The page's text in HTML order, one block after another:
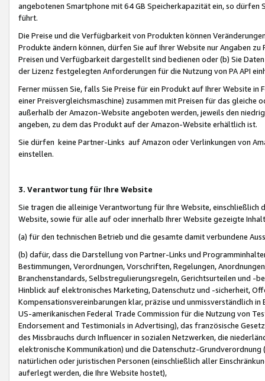
angebotenen Smartphone mit 64 GB Speicherkapazität ein, so dürfen
führt.
Die Preise und die Verfügbarkeit von Produkten können
Produkte ändern können, dürfen Sie auf Ihrer Website nur Angaben
Preisen und Verfügbarkeit dargestellt sind bedienen oder (b) Sie
der Lizenz festgelegten Anforderungen für die Nutzung von PA API
Ferner müssen Sie, falls Sie Preise für ein Produkt auf Ihrer Website
einer Preisvergleichsmaschine) zusammen mit Preisen für das
außerhalb der Amazon-Website angeboten werden, jeweils den
angeben, zu dem das Produkt auf der Amazon-Website erhältlich ist.
Sie dürfen keine Partner-Links auf Amazon oder Verlinkungen von
einstellen.
3. Verantwortung für Ihre Website
Sie tragen die alleinige Verantwortung für Ihre Website,
Website, sowie für alle auf oder innerhalb Ihrer Website gezeigte
(a) für den technischen Betrieb und die gesamte damit verbundene
(b) dafür, dass die Darstellung von Partner-Links und
Bestimmungen, Verordnungen, Vorschriften, Regelungen,
Branchenstandards, Selbstregulierungsregeln, Gerichtsurteilen und -
Hinblick auf elektronisches Marketing, Datenschutz und -sicherheit,
Kompensationsvereinbarungen klar, präzise und unmissverständlich
US-amerikanischen Federal Trade Commission für die Nutzung von
Endorsement and Testimonials in Advertising), das französische
des Missbrauchs durch Influencer in sozialen Netzwerken, die
elektronische Kommunikation) und die Datenschutz-
natürlichen oder juristischen Personen (einschließlich aller
auferlegt werden, die Ihre Website hostet),